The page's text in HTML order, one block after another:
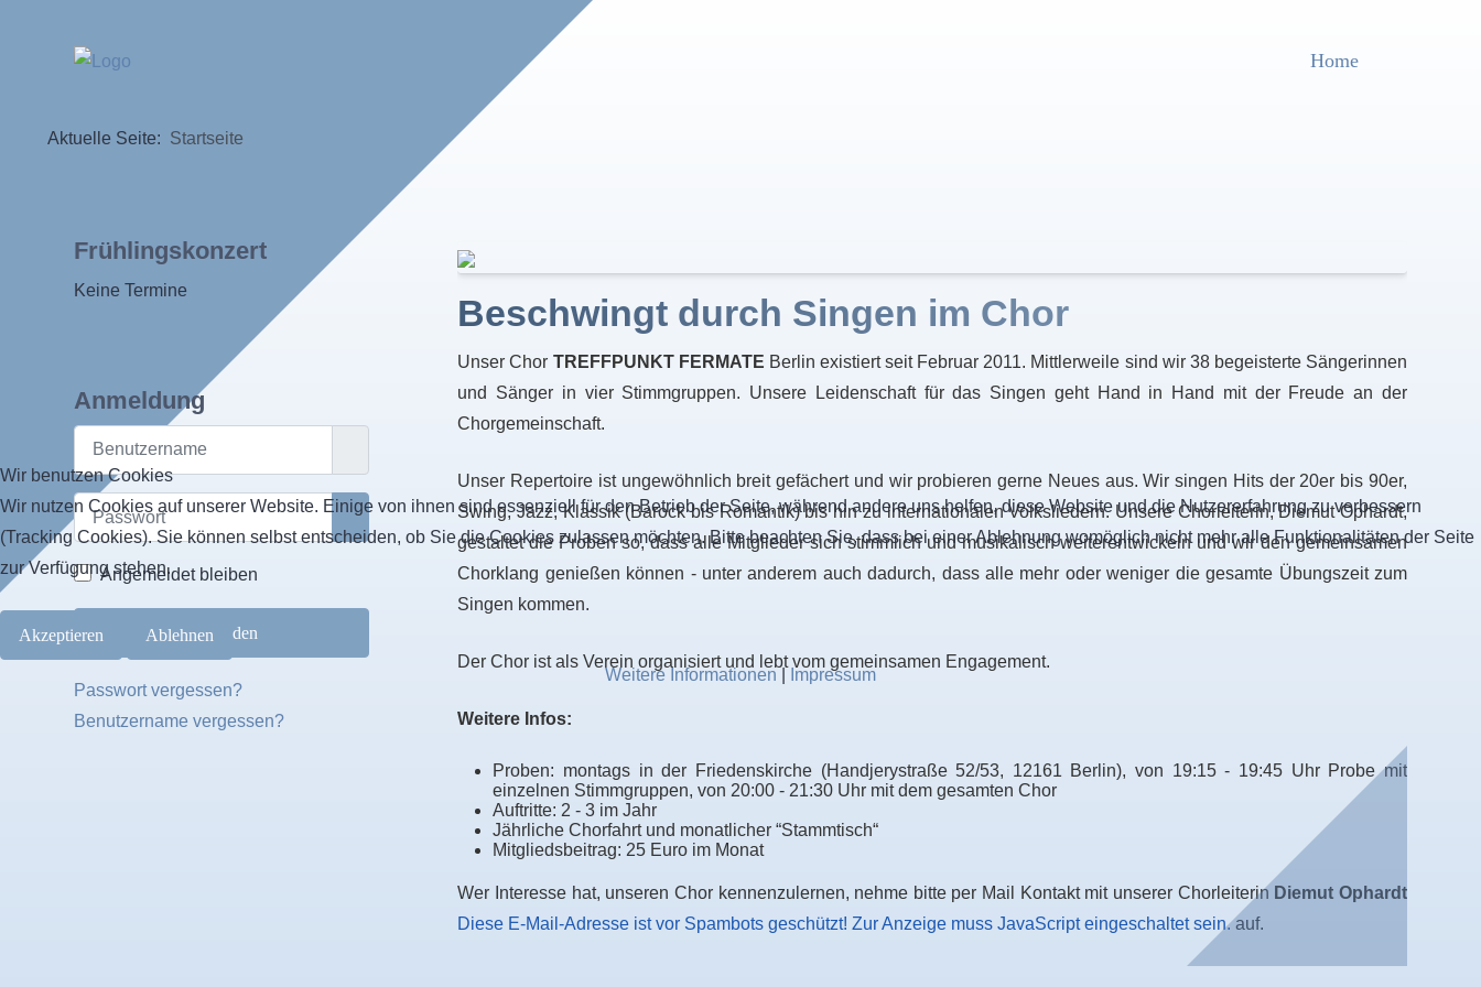
Home
Aktuelle Seite: Startseite
Frühlingskonzert
Keine Termine
Anmeldung
Benutzername
Passwort
Passwort anzeigen
Angemeldet bleiben
Anmelden
Passwort vergessen?
Benutzername vergessen?
Beschwingt durch Singen im Chor
Unser Chor TREFFPUNKT FERMATE Berlin existiert seit Februar 2011. Mittlerweile sind wir 38 begeisterte Sängerinnen
und Sänger in vier Stimmgruppen. Unsere Leidenschaft für das Singen geht Hand in Hand mit der Freude an der
Chorgemeinschaft.
Unser Repertoire ist ungewöhnlich breit gefächert und wir probieren gerne Neues aus. Wir singen Hits der 20er bis 90er,
Swing, Jazz, Klassik (Barock bis Romantik) bis hin zu internationalen Volksliedern. Unsere Chorleiterin, Diemut Ophardt,
gestaltet die Proben so, dass alle Mitglieder sich stimmlich und musikalisch weiterentwickeln und wir den gemeinsamen
Chorklang genießen können - unter anderem auch dadurch, dass alle mehr oder weniger die gesamte Übungszeit zum
Singen kommen.
Der Chor ist als Verein organisiert und lebt vom gemeinsamen Engagement.
Weitere Infos:
Proben: montags in der Friedenskirche (Handjerystraße 52/53, 12161 Berlin), von 19:15 - 19:45 Uhr Probe mit
einzelnen Stimmgruppen, von 20:00 - 21:30 Uhr mit dem gesamten Chor
Auftritte: 2 - 3 im Jahr
Jährliche Chorfahrt und monatlicher “Stammtisch“
Mitgliedsbeitrag: 25 Euro im Monat
Wer Interesse hat, unseren Chor kennenzulernen, nehme bitte per Mail Kontakt mit unserer Chorleiterin Diemut Ophardt
Diese E-Mail-Adresse ist vor Spambots geschützt! Zur Anzeige muss JavaScript eingeschaltet sein.auf.
Wir benutzen Cookies
Wir nutzen Cookies auf unserer Website. Einige von ihnen sind essenziell für den Betrieb der Seite, während andere uns helfen, diese Website und die Nutzererfahrung zu verbessern
(Tracking Cookies). Sie können selbst entscheiden, ob Sie die Cookies zulassen möchten. Bitte beachten Sie, dass bei einer Ablehnung womöglich nicht mehr alle Funktionalitäten der Seite
zur Verfügung stehen.
Akzeptieren Ablehnen
Weitere Informationen Impressum